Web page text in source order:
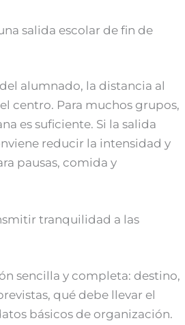
salida escolar de fin de
alumnado, la distancia al
centro. Para muchos grupos,
es suficiente. Si la salida
reducir la intensidad y
pausas, comida y
tranquilidad a las
sencilla y completa: destino,
qué debe llevar el
básicos de organización.